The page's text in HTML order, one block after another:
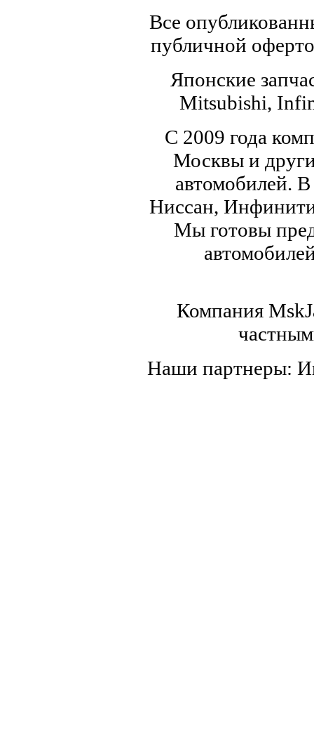
Все
публичной
Японские
Mitsubishi,
С 2009 года
Москвы и
автомобилей.
Ниссан,
Мы готовы
Компания
Наши партнеры: